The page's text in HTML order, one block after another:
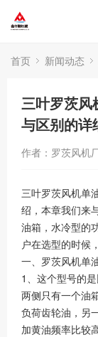
首页 新闻动态
三叶罗茨风
与区别的详
作者：罗茨风机
三叶罗茨风机单
绍，本章我们来
油箱，水冷型的
户在选型的时候
一、罗茨风机单
1、这个型号的
两侧只有一个油
负荷齿轮油，另
加黄油频率比较